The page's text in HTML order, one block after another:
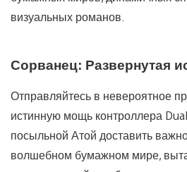
визуальных романов.
Сорванец: Развернутая
Отправляйтесь в невероятное
истинную мощь контроллера
посыльной Атой доставить
волшебном бумажном мире,